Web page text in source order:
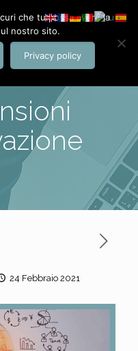
24 Febbraio 2021
che tu possa avere la
nostro sito.
Privacy policy